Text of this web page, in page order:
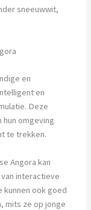
sneeuwwit,
en
en
Deze
omgeving
te trekken.
Angora kan
interactieve
kunnen ook goed
mits ze op jonge